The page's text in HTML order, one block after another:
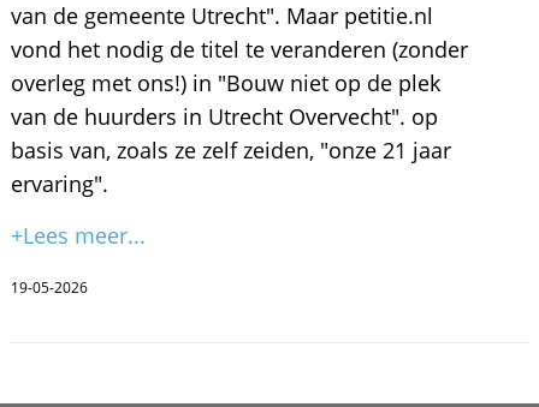
van de gemeente Utrecht". Maar petitie.nl
vond het nodig de titel te veranderen (zonder
overleg met ons!) in "Bouw niet op de plek
van de huurders in Utrecht Overvecht". op
basis van, zoals ze zelf zeiden, "onze 21 jaar
ervaring".
+Lees meer...
19-05-2026